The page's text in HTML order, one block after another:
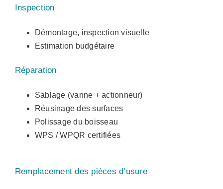
Inspection
Démontage, inspection visuelle
Estimation budgétaire
Réparation
Sablage (vanne + actionneur)
Réusinage des surfaces
Polissage du boisseau
WPS / WPQR certifiées
Remplacement des pièces d’usure